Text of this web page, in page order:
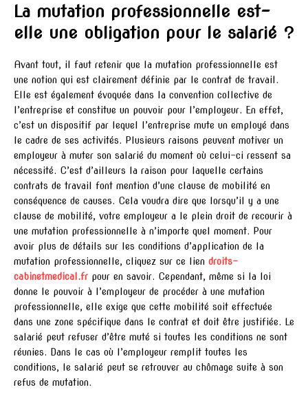
La mutation professionnelle est-
elle une obligation pour le salarié ?
Avant tout, il faut retenir que la mutation professionnelle est
une notion qui est clairement définie par le contrat de travail.
Elle est également évoquée dans la convention collective de
l’entreprise et constitue un pouvoir pour l’employeur. En effet,
c’est un dispositif par lequel l’entreprise mute un employé dans
le cadre de ses activités. Plusieurs raisons peuvent motiver un
employeur à muter son salarié du moment où celui-ci ressent sa
nécessité. C’est d’ailleurs la raison pour laquelle certains
contrats de travail font mention d’une clause de mobilité en
conséquence de causes. Cela voudra dire que lorsqu’il y a une
clause de mobilité, votre employeur a le plein droit de recourir à
une mutation professionnelle à n’importe quel moment. Pour
avoir plus de détails sur les conditions d’application de la
mutation professionnelle, cliquez sur ce lien droits-
cabinetmedical.fr pour en savoir. Cependant, même si la loi
donne le pouvoir à l’employeur de procéder à une mutation
professionnelle, elle exige que cette mobilité soit effectuée
dans une zone spécifique dans le contrat et doit être justifiée. Le
salarié peut refuser d’être muté si toutes les conditions ne sont
réunies. Dans le cas où l’employeur remplit toutes les
conditions, le salarié peut se retrouver au chômage suite à son
refus de mutation.